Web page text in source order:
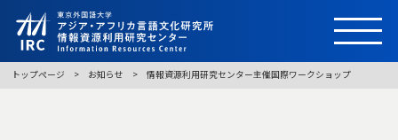
トップページ お知らせ 情報資源利用研究センター主催国際ワークショップ